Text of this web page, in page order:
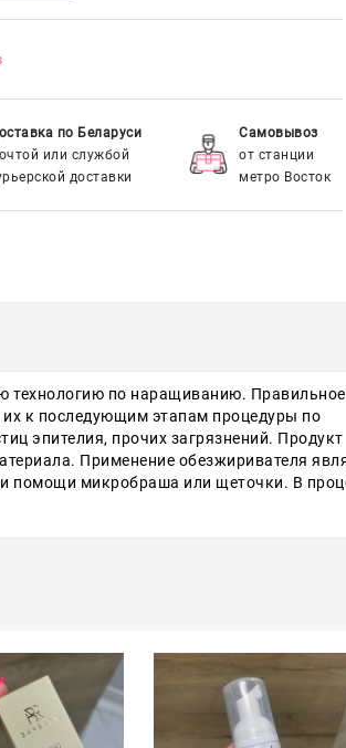
по Беларуси
или службой
доставки
Самовывоз
от станции
метро Восток
технологию по наращиванию. Правильное
их к последующим этапам процедуры по
эпителия, прочих загрязнений. Продукт
Применение обезжиривателя
помощи микробраша или щеточки. В